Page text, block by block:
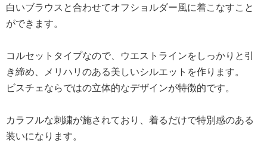
白いブラウスと合わせてオフショルダー風に着こなすこと
ができます。
コルセットタイプなので、ウエストラインをしっかりと引
き締め、メリハリのある美しいシルエットを作ります。
ビスチェならではの立体的なデザインが特徴的です。
カラフルな刺繍が施されており、着るだけで特別感のある
装いになります。